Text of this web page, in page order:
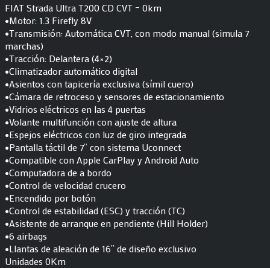
FIAT Strada Ultra T200 CD CVT – 0km
•Motor: 1.3 Firefly 8V
•Transmisión: Automática CVT, con modo manual (simula 7
marchas)
•Tracción: Delantera (4×2)
•Climatizador automático digital
•Asientos con tapicería exclusiva (símil cuero)
•Cámara de retroceso y sensores de estacionamiento
•Vidrios eléctricos en las 4 puertas
•Volante multifunción con ajuste de altura
•Espejos eléctricos con luz de giro integrada
•Pantalla táctil de 7” con sistema Uconnect
•Compatible con Apple CarPlay y Android Auto
•Computadora de a bordo
•Control de velocidad crucero
•Encendido por botón
•Control de estabilidad (ESC) y tracción (TC)
•Asistente de arranque en pendiente (Hill Holder)
•6 airbags
•Llantas de aleación de 16” de diseño exclusivo
Unidades 0Km